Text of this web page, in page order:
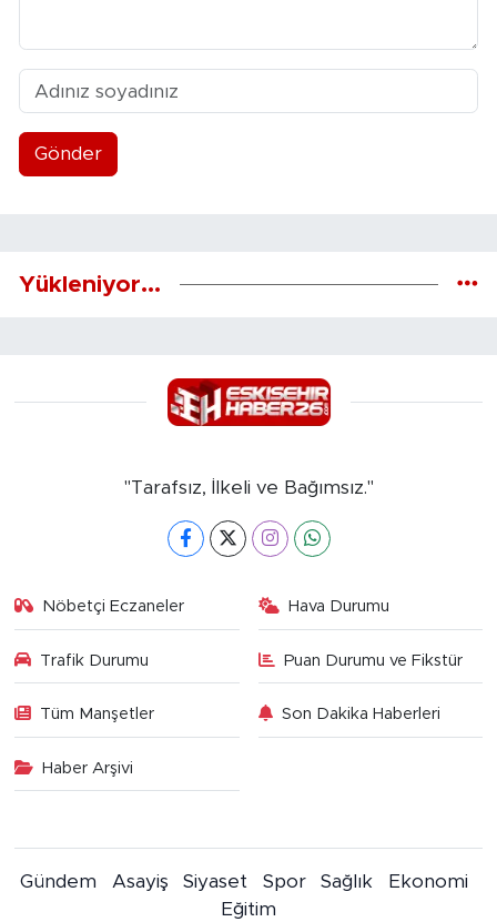
Gönder
Yükleniyor...
"Tarafsız, İlkeli ve Bağımsız."
Nöbetçi Eczaneler Hava Durumu
Trafik Durumu Puan Durumu ve Fikstür
Tüm Manşetler Son Dakika Haberleri
Haber Arşivi
Gündem Asayiş Siyaset Spor Sağlık
Ekonomi
Eğitim